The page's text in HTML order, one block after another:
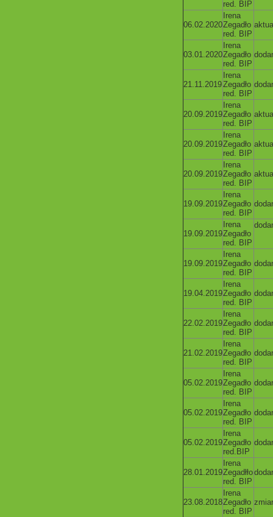
red. BIP
06.02.2020
Irena
Zegadło
red. BIP
03.01.2020
Irena
Zegadło
red. BIP
21.11.2019
Irena
Zegadło
red. BIP
20.09.2019
Irena
Zegadło
red. BIP
20.09.2019
Irena
Zegadło
red. BIP
20.09.2019
Irena
Zegadło
red. BIP
19.09.2019
Irena
Zegadło
red. BIP
19.09.2019
Irena
Zegadło
red. BIP
19.09.2019
Irena
Zegadło
red. BIP
19.04.2019
Irena
Zegadło
red. BIP
22.02.2019
Irena
Zegadło
red. BIP
21.02.2019
Irena
Zegadło
red. BIP
05.02.2019
Irena
Zegadło
red. BIP
05.02.2019
Irena
Zegadło
red. BIP
05.02.2019
Irena
Zegadło
red.BIP
28.01.2019
Irena
Zegadłło
red. BIP
23.08.2018
Irena
Zegadło
red. BIP